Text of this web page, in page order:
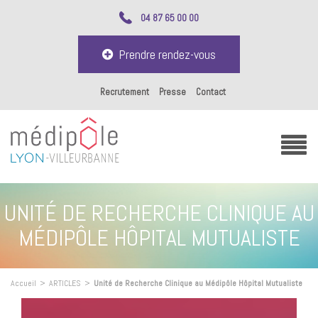
04 87 65 00 00
Prendre rendez-vous
Recrutement Presse Contact
UNITÉ DE RECHERCHE CLINIQUE AU
MÉDIPÔLE HÔPITAL MUTUALISTE
Accueil > ARTICLES > Unité de Recherche Clinique au Médipôle Hôpital Mutualiste